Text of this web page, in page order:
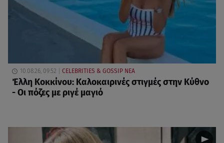
10.08.26, 09:52 CELEBRITIES & GOSSIP ΝΕΑ
Έλλη Κοκκίνου: Καλοκαιρινές στιγμές στην Κύθνο
- Οι πόζες με ριγέ μαγιό